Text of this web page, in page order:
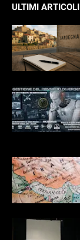
ULTIMI ARTICOLI